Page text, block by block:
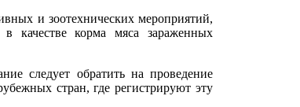
и зоотехнических мероприятий,
качестве корма мяса зараженных
следует обратить на проведение
стран, где регистрируют эту